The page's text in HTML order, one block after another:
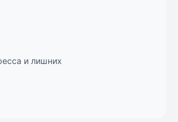
и лишних